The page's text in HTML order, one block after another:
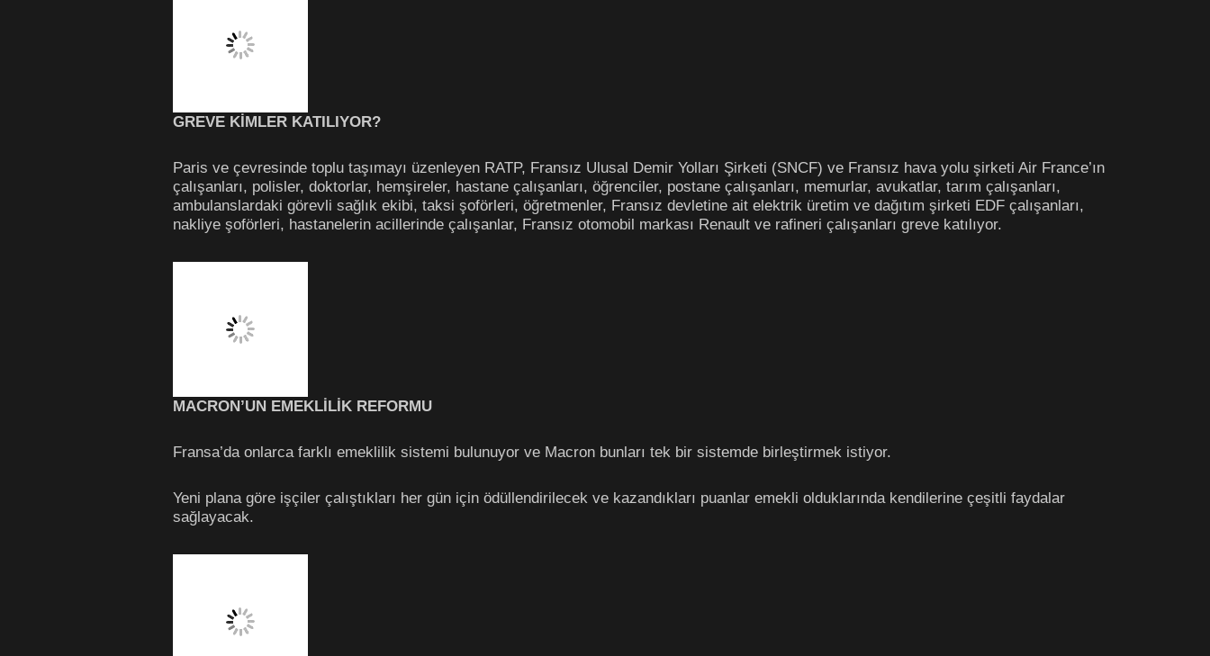
GREVE KİMLER KATILIYOR?
Paris ve çevresinde toplu taşımayı üzenleyen RATP, Fransız Ulusal Demir Yolları Şirketi (SNCF) ve Fransız hava yolu şirketi Air France’ın
çalışanları, polisler, doktorlar, hemşireler, hastane çalışanları, öğrenciler, postane çalışanları, memurlar, avukatlar, tarım çalışanları,
ambulanslardaki görevli sağlık ekibi, taksi şoförleri, öğretmenler, Fransız devletine ait elektrik üretim ve dağıtım şirketi EDF çalışanları,
nakliye şoförleri, hastanelerin acillerinde çalışanlar, Fransız otomobil markası Renault ve rafineri çalışanları greve katılıyor.
MACRON’UN EMEKLİLİK REFORMU
Fransa’da onlarca farklı emeklilik sistemi bulunuyor ve Macron bunları tek bir sistemde birleştirmek istiyor.
Yeni plana göre işçiler çalıştıkları her gün için ödüllendirilecek ve kazandıkları puanlar emekli olduklarında kendilerine çeşitli faydalar
sağlayacak.